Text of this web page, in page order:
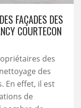
FAÇADES DES
COURTECON
des
des
En effet, il est
de